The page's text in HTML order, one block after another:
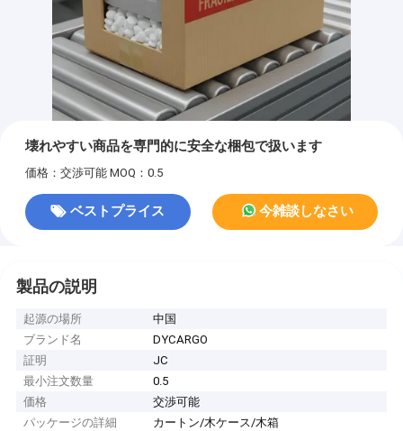
壊れやすい商品を専門的に安全な梱包で扱います
価格：交渉可能 MOQ：0.5
ベストプライス 今雑談しなさい
製品の説明
起源の場所
中国
ブランド名
DYCARGO
証明
JC
最小注文数量
0.5
価格
交渉可能
パッケージの詳細
カートン/木ケース/木箱